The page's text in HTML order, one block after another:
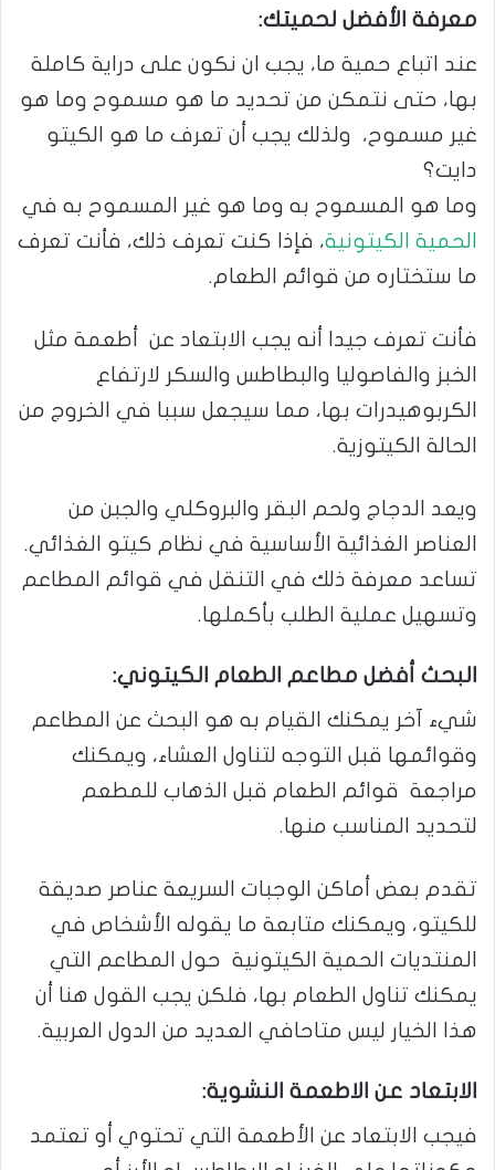
معرفة الأفضل لحميتك:
عند اتباع حمية ما، يجب ان نكون على دراية كاملة
بها، حتى نتمكن من تحديد ما هو مسموح وما هو
غير مسموح، ولذلك يجب أن تعرف ما هو الكيتو
دايت؟
وما هو المسموح به وما هو غير المسموح به في
الحمية الكيتونية، فإذا كنت تعرف ذلك، فأنت تعرف
ما ستختاره من قوائم الطعام.
فأنت تعرف جيدا أنه يجب الابتعاد عن أطعمة مثل
الخبز والفاصوليا والبطاطس والسكر لارتفاع
الكربوهيدرات بها، مما سيجعل سببا في الخروج من
الحالة الكيتوزية.
ويعد الدجاج ولحم البقر والبروكلي والجبن من
العناصر الغذائية الأساسية في نظام كيتو الغذائي.
تساعد معرفة ذلك في التنقل في قوائم المطاعم
وتسهيل عملية الطلب بأكملها.
البحث أفضل مطاعم الطعام الكيتوني:
شيء آخر يمكنك القيام به هو البحث عن المطاعم
وقوائمها قبل التوجه لتناول العشاء، ويمكنك
مراجعة قوائم الطعام قبل الذهاب للمطعم
لتحديد المناسب منها.
تقدم بعض أماكن الوجبات السريعة عناصر صديقة
للكيتو، ويمكنك متابعة ما يقوله الأشخاص في
المنتديات الحمية الكيتونية حول المطاعم التي
يمكنك تناول الطعام بها، فلكن يجب القول هنا أن
هذا الخيار ليس متاحافي العديد من الدول العربية.
الابتعاد عن الاطعمة النشوية:
فيجب الابتعاد عن الأطعمة التي تحتوي أو تعتمد